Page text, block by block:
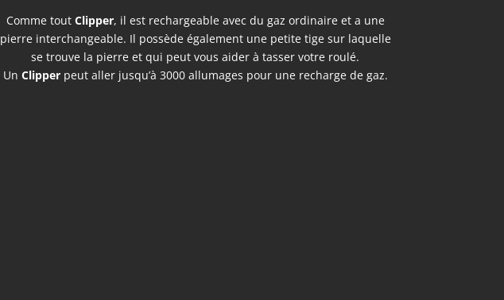
Comme tout Clipper, il est rechargeable avec du gaz ordinaire et a une
pierre interchangeable. Il possède également une petite tige sur laquelle
se trouve la pierre et qui peut vous aider à tasser votre roulé.
Un Clipperpeut aller jusqu’à 3000 allumages pour une recharge de gaz.